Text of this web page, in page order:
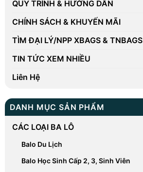
QUY TRÌNH & HƯỚNG DẪN
CHÍNH SÁCH & KHUYẾN MÃI
TÌM ĐẠI LÝ/NPP XBAGS & TNBAGS
TIN TỨC XEM NHIỀU
Liên Hệ
DANH MỤC SẢN PHẨM
CÁC LOẠI BA LÔ
Balo Du Lịch
Balo Học Sinh Cấp 2, 3, Sinh Viên